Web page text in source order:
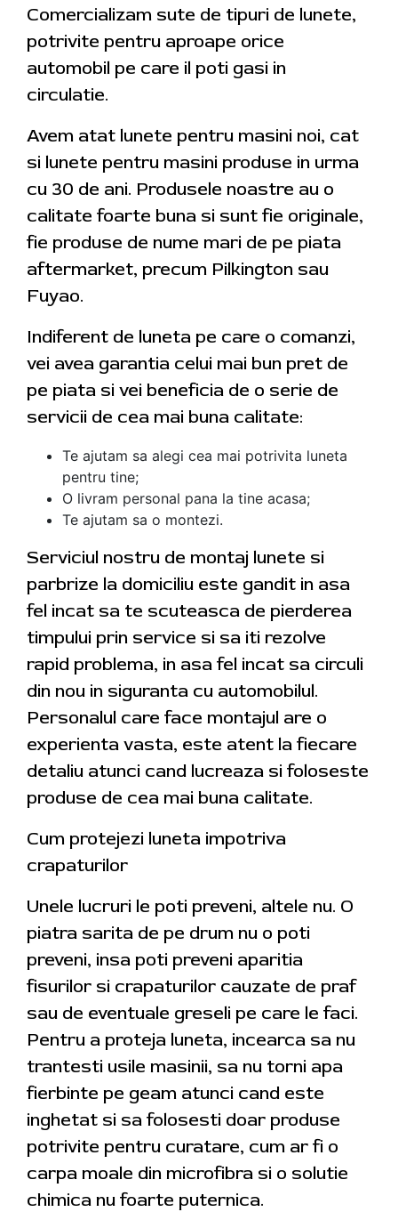
Comercializam sute de tipuri de lunete,
potrivite pentru aproape orice
automobil pe care il poti gasi in
circulatie.
Avem atat lunete pentru masini noi, cat
si lunete pentru masini produse in urma
cu 30 de ani. Produsele noastre au o
calitate foarte buna si sunt fie originale,
fie produse de nume mari de pe piata
aftermarket, precum Pilkington sau
Fuyao.
Indiferent de luneta pe care o comanzi,
vei avea garantia celui mai bun pret de
pe piata si vei beneficia de o serie de
servicii de cea mai buna calitate:
Te ajutam sa alegi cea mai potrivita luneta
pentru tine;
O livram personal pana la tine acasa;
Te ajutam sa o montezi.
Serviciul nostru de montaj lunete si
parbrize la domiciliu este gandit in asa
fel incat sa te scuteasca de pierderea
timpului prin service si sa iti rezolve
rapid problema, in asa fel incat sa circuli
din nou in siguranta cu automobilul.
Personalul care face montajul are o
experienta vasta, este atent la fiecare
detaliu atunci cand lucreaza si foloseste
produse de cea mai buna calitate.
Cum protejezi luneta impotriva
crapaturilor
Unele lucruri le poti preveni, altele nu. O
piatra sarita de pe drum nu o poti
preveni, insa poti preveni aparitia
fisurilor si crapaturilor cauzate de praf
sau de eventuale greseli pe care le faci.
Pentru a proteja luneta, incearca sa nu
trantesti usile masinii, sa nu torni apa
fierbinte pe geam atunci cand este
inghetat si sa folosesti doar produse
potrivite pentru curatare, cum ar fi o
carpa moale din microfibra si o solutie
chimica nu foarte puternica.